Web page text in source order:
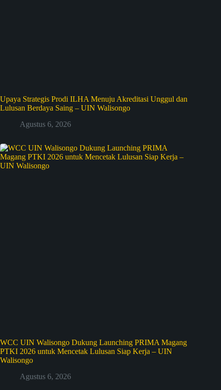
Upaya Strategis Prodi ILHA Menuju Akreditasi Unggul dan
Lulusan Berdaya Saing – UIN Walisongo
Agustus 6, 2026
WCC UIN Walisongo Dukung Launching PRIMA Magang
PTKI 2026 untuk Mencetak Lulusan Siap Kerja – UIN
Walisongo
Agustus 6, 2026